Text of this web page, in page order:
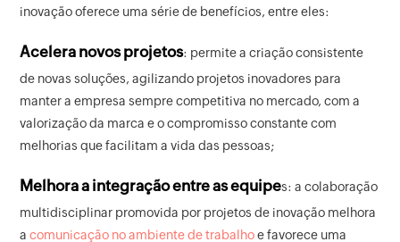
inovação oferece uma série de benefícios, entre eles:
Acelera novos projetos: permite a criação consistente
de novas soluções, agilizando projetos inovadores para
manter a empresa sempre competitiva no mercado, com a
valorização da marca e o compromisso constante com
melhorias que facilitam a vida das pessoas;
Melhora a integração entre as equipes: a colaboração
multidisciplinar promovida por projetos de inovação melhora
acomunicação no ambiente de trabalhoe favorece uma